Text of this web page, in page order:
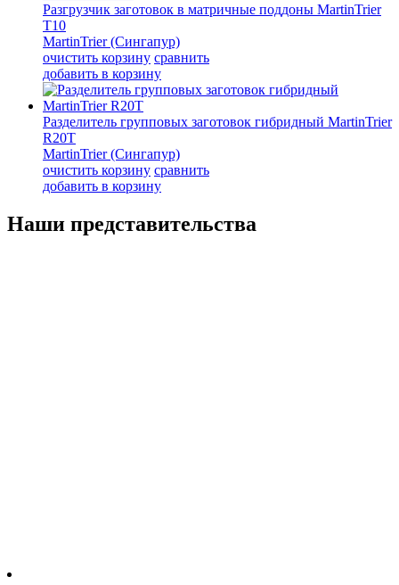
Разгрузчик заготовок в матричные поддоны MartinTrier
T10
MartinTrier (Сингапур)
очистить корзину сравнить
добавить в корзину
Разделитель групповых заготовок гибридный MartinTrier
R20T
MartinTrier (Сингапур)
очистить корзину сравнить
добавить в корзину
Наши представительства